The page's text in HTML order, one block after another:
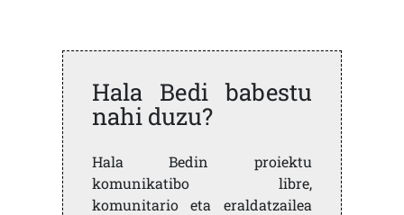
Hala Bedi babestu
nahi duzu?
Hala Bedin proiektu
komunikatibo libre,
komunitario eta eraldatzailea